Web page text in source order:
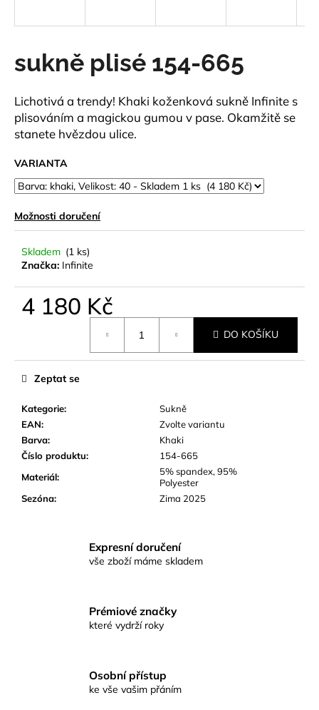
sukně plisé 154-665
Lichotivá a trendy! Khaki koženková sukně Infinite s
plisováním a magickou gumou v pase. Okamžitě se
stanete hvězdou ulice.
VARIANTA
Možnosti doručení
Skladem (1 ks)
Značka: Infinite
4 180 Kč
DO KOŠÍKU
Kategorie:
Sukně
EAN:
Zvolte variantu
Barva:
Khaki
Číslo produktu:
154-665
Materiál:
5% spandex, 95%
Polyester
Sezóna: Zima 2025
Zeptat se
Expresní doručení
vše zboží máme skladem
Prémiové značky
které vydrží roky
Osobní přístup
ke vše vašim přáním
í
t
?
D
p
r
u
m
e